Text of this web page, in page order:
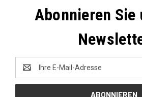
Abonnieren Sie
Mail-
Adresse